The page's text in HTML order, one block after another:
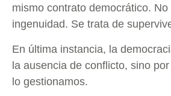
mismo contrato democrático.
ingenuidad. Se trata de
En última instancia, la
la ausencia de conflicto, sino
lo gestionamos.